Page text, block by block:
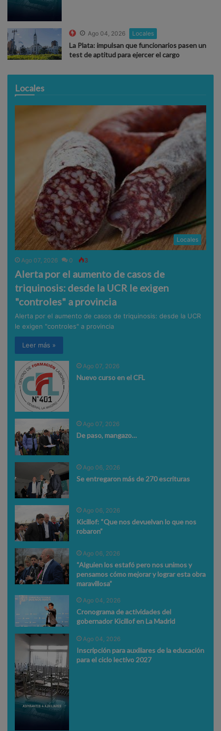
Ago 04, 2026 Locales
La Plata: impulsan que funcionarios pasen un
test de aptitud para ejercer el cargo
Locales
Locales
Ago 07, 2026 0 3
Alerta por el aumento de casos de
triquinosis: desde la UCR le exigen
"controles" a provincia
Alerta por el aumento de casos de triquinosis: desde la UCR
le exigen "controles" a provincia
Leer más »
Ago 07, 2026
Nuevo curso en el CFL
Ago 07, 2026
De paso, mangazo…
Ago 06, 2026
Se entregaron más de 270 escrituras
Ago 06, 2026
Kicillof: “Que nos devuelvan lo que nos
robaron”
Ago 06, 2026
“Alguien los estafó pero nos unimos y
pensamos cómo mejorar y lograr esta obra
maravillosa”
Ago 04, 2026
Cronograma de actividades del
gobernador Kicillof en La Madrid
Ago 04, 2026
Inscripción para auxiliares de la educación
para el ciclo lectivo 2027